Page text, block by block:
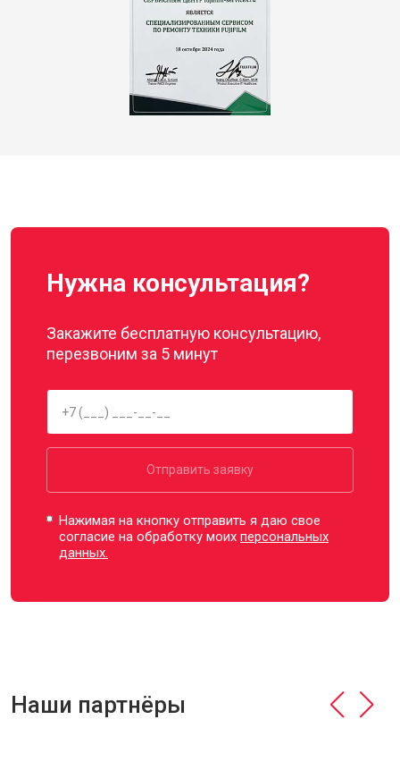
Нужна консультация?
Закажите бесплатную консультацию,
перезвоним за 5 минут
Отправить заявку
Нажимая на кнопку отправить я даю свое
согласие на обработку моихперсональных
данных.
Наши партнёры